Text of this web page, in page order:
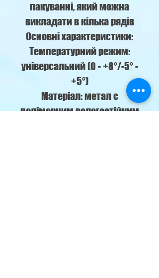
пакуванні, який можна
викладати в кілька рядів
Основні характеристики:
Температурний режим:
універсальний (0 - +8°/-5° -
+5°)
Матеріал: метал с
полімерним вологостійким